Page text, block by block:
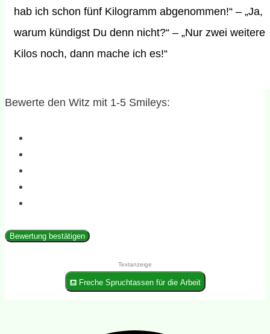
hab ich schon fünf Kilogramm abgenommen!“ – „Ja,
warum kündigst Du denn nicht?“ – „Nur zwei weitere
Kilos noch, dann mache ich es!“
Bewerte den Witz mit 1-5 Smileys:
Bewertung bestätigen
Textanzeige
⛾ Freche Spruchtassen für die Arbeit